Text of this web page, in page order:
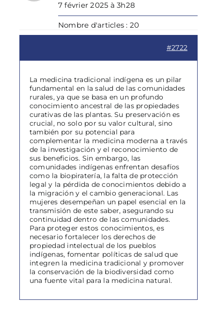
7 février 2025 à 3h28
Nombre d'articles : 20
#2722
La medicina tradicional indígena es un pilar
fundamental en la salud de las comunidades
rurales, ya que se basa en un profundo
conocimiento ancestral de las propiedades
curativas de las plantas. Su preservación es
crucial, no solo por su valor cultural, sino
también por su potencial para
complementar la medicina moderna a través
de la investigación y el reconocimiento de
sus beneficios. Sin embargo, las
comunidades indígenas enfrentan desafíos
como la biopiratería, la falta de protección
legal y la pérdida de conocimientos debido a
la migración y el cambio generacional. Las
mujeres desempeñan un papel esencial en la
transmisión de este saber, asegurando su
continuidad dentro de las comunidades.
Para proteger estos conocimientos, es
necesario fortalecer los derechos de
propiedad intelectual de los pueblos
indígenas, fomentar políticas de salud que
integren la medicina tradicional y promover
la conservación de la biodiversidad como
una fuente vital para la medicina natural.